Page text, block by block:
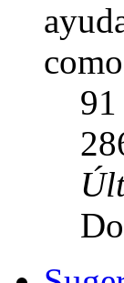
91